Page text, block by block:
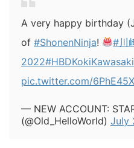
A very happy birthday
of #ShonenNinja!
#川
2022
pic.twitter.com/
— NEW ACCOUNT:
(@Old_HelloWorld) July